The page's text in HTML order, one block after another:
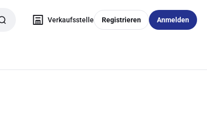
Verkaufsstelle Registrieren Anmelden